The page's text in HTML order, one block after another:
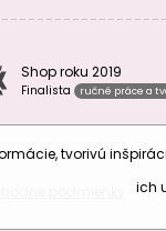
Shop roku 2019
Finalista ručné práce a
|
tvorivú
ich